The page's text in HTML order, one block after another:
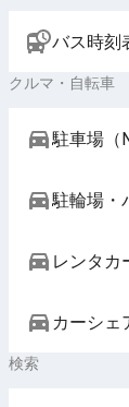
バス時刻
クルマ・自転車
駐車場（
駐輪場・
レンタカ
カーシェ
検索